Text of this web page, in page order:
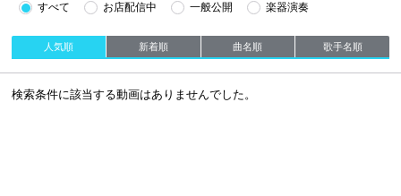
すべて お店配信中 一般公開 楽器演奏
人気順 新着順 曲名順 歌手名順
検索条件に該当する動画はありませんでした。